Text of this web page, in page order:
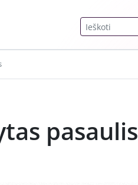
pasaulis